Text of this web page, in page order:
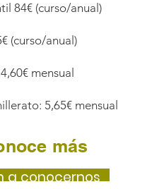
84€ (curso/anual)
(curso/anual)
mensual
5,65€ mensual
más
a conocernos